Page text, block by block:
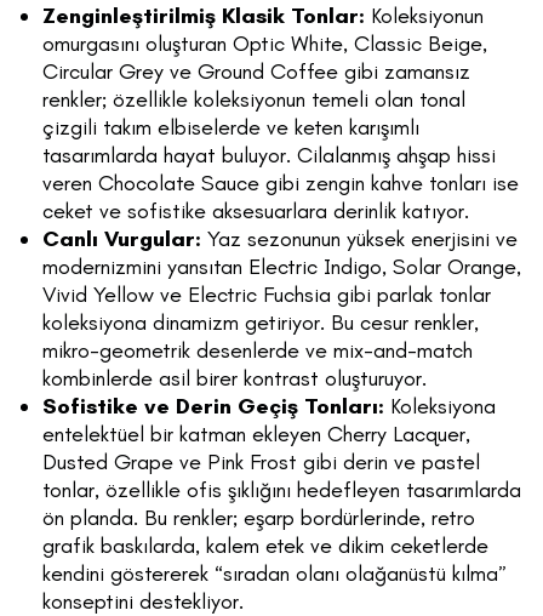
Zenginleştirilmiş Klasik Tonlar: Koleksiyonun
omurgasını oluşturan Optic White, Classic Beige,
Circular Grey ve Ground Coffee gibi zamansız
renkler; özellikle koleksiyonun temeli olan tonal
çizgili takım elbiselerde ve keten karışımlı
tasarımlarda hayat buluyor. Cilalanmış ahşap hissi
veren Chocolate Sauce gibi zengin kahve tonları ise
ceket ve sofistike aksesuarlara derinlik katıyor.
Canlı Vurgular: Yaz sezonunun yüksek enerjisini ve
modernizmini yansıtan Electric Indigo, Solar Orange,
Vivid Yellow ve Electric Fuchsia gibi parlak tonlar
koleksiyona dinamizm getiriyor. Bu cesur renkler,
mikro-geometrik desenlerde ve mix-and-match
kombinlerde asil birer kontrast oluşturuyor.
Sofistike ve Derin Geçiş Tonları: Koleksiyona
entelektüel bir katman ekleyen Cherry Lacquer,
Dusted Grape ve Pink Frost gibi derin ve pastel
tonlar, özellikle ofis şıklığını hedefleyen tasarımlarda
ön planda. Bu renkler; eşarp bordürlerinde, retro
grafik baskılarda, kalem etek ve dikim ceketlerde
kendini göstererek “sıradan olanı olağanüstü kılma”
konseptini destekliyor.